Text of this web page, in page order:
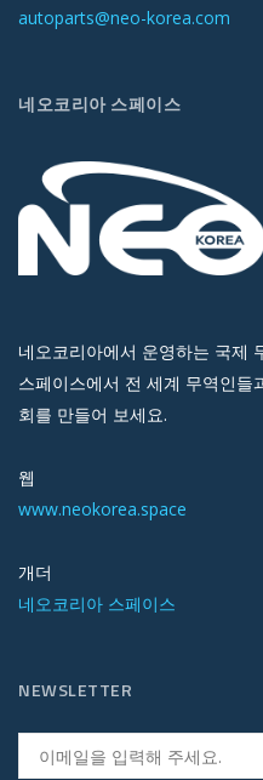
autoparts@neo-korea.com
네오코리아 스페이스
네오코리아에서 운영하는 국제
스페이스에서 전 세계 무역인들
회를 만들어 보세요.
웹
www.neokorea.space
개더
네오코리아 스페이스
NEWSLETTER